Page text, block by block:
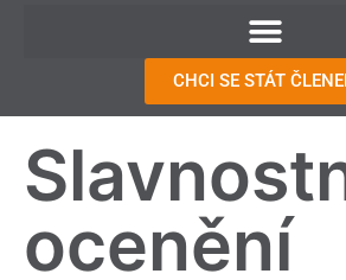
CHCI SE STÁT
ocenění